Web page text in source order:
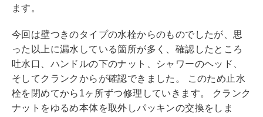
ます。
今回は壁つきのタイプの水栓からのものでしたが、思
った以上に漏水している箇所が多く、確認したところ
吐水口、ハンドルの下のナット、シャワーのヘッド、
そしてクランクからが確認できました。 このため止水
栓を閉めてから1ヶ所ずつ修理していきます。 クランク
ナットをゆるめ本体を取外しパッキンの交換をしま